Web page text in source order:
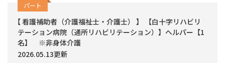
パート
看護補助者（介護福祉士・介護士）
【白十字リハビリ
テーション病院（通所リハビリテーション）】ヘルパー【1
名】 ※非身体介護
2026.05.13更新